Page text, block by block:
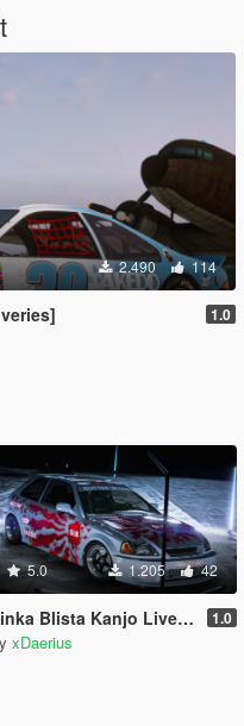
2.490 114
1.0
5.0 1.205 42
Blista Kanjo Livery Pack 1.0
xDaerius